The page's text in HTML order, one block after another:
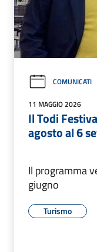
COMUNICATI
11 MAGGIO 2026
Il Todi
agosto al 6
Il programma
giugno
Turismo